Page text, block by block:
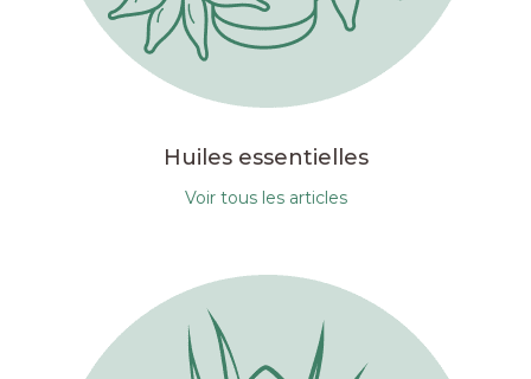
Huiles essentielles
Voir tous les articles